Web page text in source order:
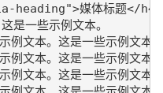
heading">媒体标题</h4>
是一些示例文本。